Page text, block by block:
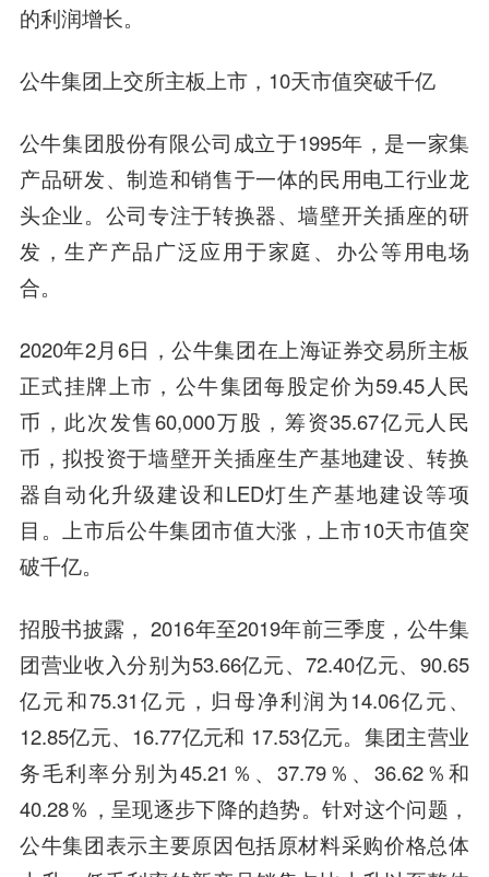
的利润增长。
公牛集团上交所主板上市，10天市值突破千亿
公牛集团股份有限公司成立于1995年，是一家集
产品研发、制造和销售于一体的民用电工行业龙
头企业。公司专注于转换器、墙壁开关插座的研
发，生产产品广泛应用于家庭、办公等用电场
合。
2020年2月6日，公牛集团在上海证券交易所主板
正式挂牌上市，公牛集团每股定价为59.45人民
币，此次发售60,000万股，筹资35.67亿元人民
币，拟投资于墙壁开关插座生产基地建设、转换
器自动化升级建设和LED灯生产基地建设等项
目。上市后公牛集团市值大涨，上市10天市值突
破千亿。
招股书披露， 2016年至2019年前三季度，公牛集
团营业收入分别为53.66亿元、72.40亿元、90.65
亿元和75.31亿元，归母净利润为14.06亿元、
12.85亿元、16.77亿元和 17.53亿元。集团主营业
务毛利率分别为45.21％、37.79％、36.62％和
40.28％，呈现逐步下降的趋势。针对这个问题，
公牛集团表示主要原因包括原材料采购价格总体